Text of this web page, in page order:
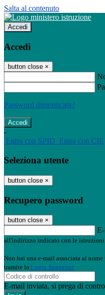
Salta al contenuto
Accedi
Accedi
button close ×
Password dimenticata?
-
Entra con SPID Entra con CIE
Seleziona utente
button close ×
Recupero password
button close ×
all'indirizzo indicato con le istruzioni
Non hai una e-mail associata al
tramite la Login Spaggiari
E-mail inviata, si prega di